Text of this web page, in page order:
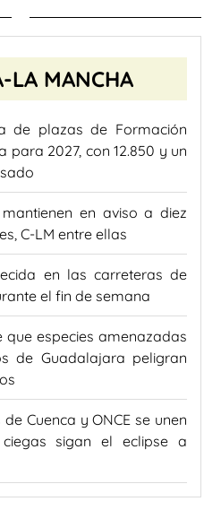
LA MANCHA
de plazas de Formación
para 2027, con 12.850 y un
en aviso a diez
C-LM entre ellas
en las carreteras de
el fin de semana
que especies amenazadas
de Guadalajara peligran
Cuenca y ONCE se unen
sigan el eclipse a